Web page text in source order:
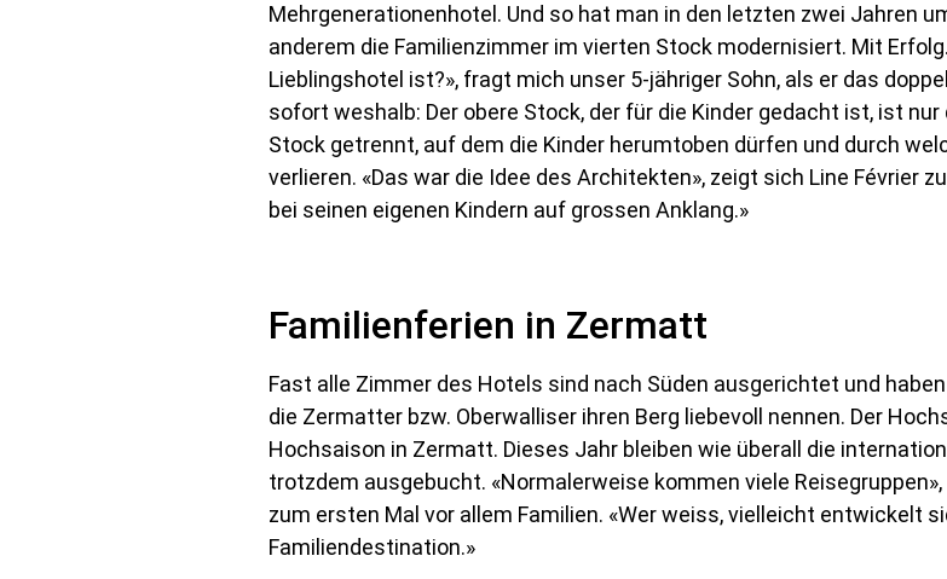
Mehrgenerationenhotel. Und so hat man in den letzten zwei Jahren
anderem die Familienzimmer im vierten Stock modernisiert. Mit
Lieblingshotel ist?», fragt mich unser 5-jähriger Sohn, als er das
sofort weshalb: Der obere Stock, der für die Kinder gedacht ist, ist
Stock getrennt, auf dem die Kinder herumtoben dürfen und durch
verlieren. «Das war die Idee des Architekten», zeigt sich Line Février
bei seinen eigenen Kindern auf grossen Anklang.»
Familienferien in Zermatt
Fast alle Zimmer des Hotels sind nach Süden ausgerichtet und
die Zermatter bzw. Oberwalliser ihren Berg liebevoll nennen. Der
Hochsaison in Zermatt. Dieses Jahr bleiben wie überall die
trotzdem ausgebucht. «Normalerweise kommen viele
zum ersten Mal vor allem Familien. «Wer weiss, vielleicht entwickelt
Familiendestination.»